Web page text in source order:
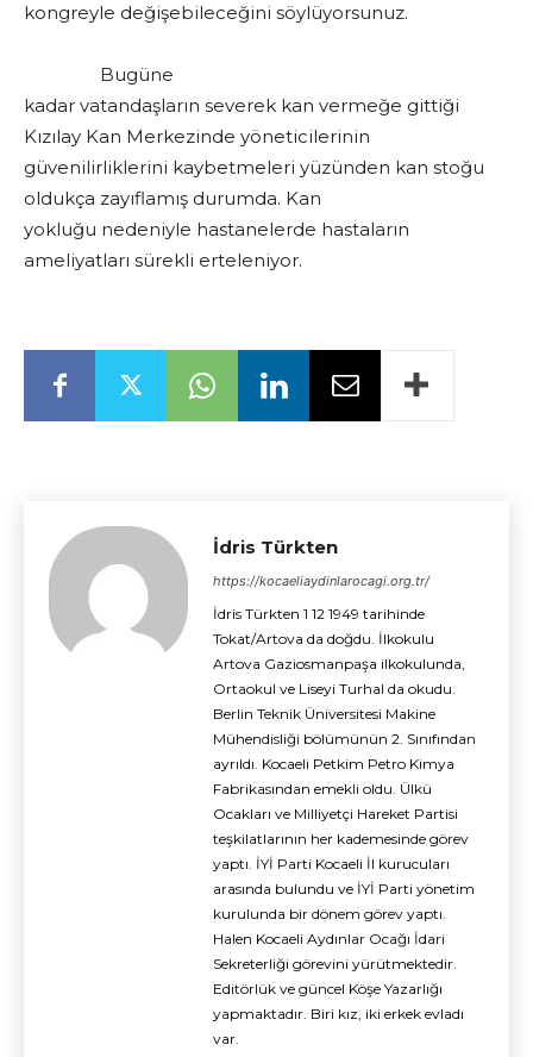
kongreyle değişebileceğini söylüyorsunuz.
Bugüne
kadar vatandaşların severek kan vermeğe gittiği
Kızılay Kan Merkezinde yöneticilerinin
güvenilirliklerini kaybetmeleri yüzünden kan stoğu
oldukça zayıflamış durumda. Kan
yokluğu nedeniyle hastanelerde hastaların
ameliyatları sürekli erteleniyor.
İdris Türkten
https://kocaeliaydinlarocagi.org.tr/
İdris Türkten 1 12 1949 tarihinde
Tokat/Artova da doğdu. İlkokulu
Artova Gaziosmanpaşa ilkokulunda,
Ortaokul ve Liseyi Turhal da okudu.
Berlin Teknik Üniversitesi Makine
Mühendisliği bölümünün 2. Sınıfından
ayrıldı. Kocaeli Petkim Petro Kimya
Fabrikasından emekli oldu. Ülkü
Ocakları ve Milliyetçi Hareket Partisi
teşkilatlarının her kademesinde görev
yaptı. İYİ Parti Kocaeli İl kurucuları
arasında bulundu ve İYİ Parti yönetim
kurulunda bir dönem görev yaptı.
Halen Kocaeli Aydınlar Ocağı İdari
Sekreterliği görevini yürütmektedir.
Editörlük ve güncel Köşe Yazarlığı
yapmaktadır. Biri kız, iki erkek evladı
var.